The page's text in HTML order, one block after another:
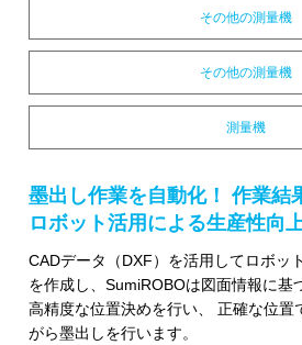
その他の測量機
その他の測量機
測量機
墨出し作業を自動化！ 作業結
ロボット活用による生産性向
CADデータ（DXF）を活用してロボッ
を作成し、SumiROBOは図面情報に基
高精度な位置決めを行い、 正確な位置
がら墨出しを行います。